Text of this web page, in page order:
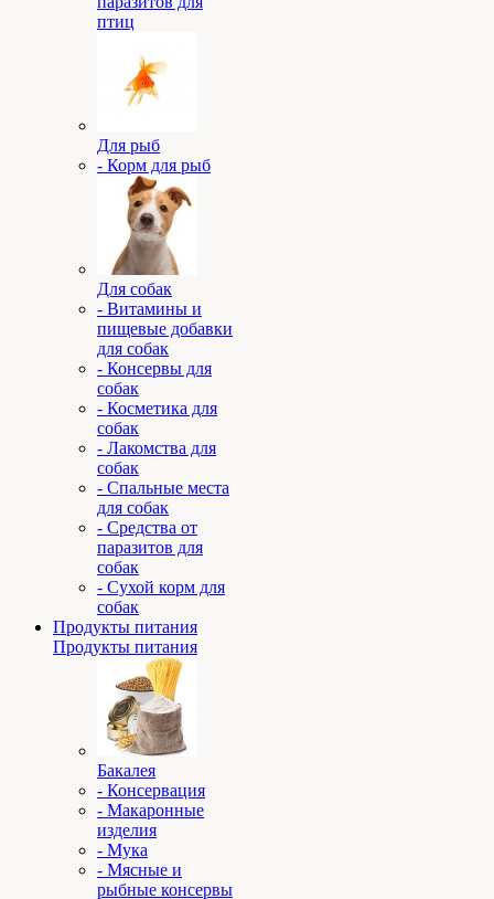
птиц
Для рыб
- Корм для рыб
Для собак
- Витамины и
пищевые добавки
для собак
- Консервы для
собак
- Косметика для
собак
- Лакомства для
собак
- Спальные места
для собак
- Средства от
паразитов для
собак
- Сухой корм для
собак
Продукты питания
Продукты питания
Бакалея
- Консервация
- Макаронные
изделия
- Мука
- Мясные и
рыбные консервы